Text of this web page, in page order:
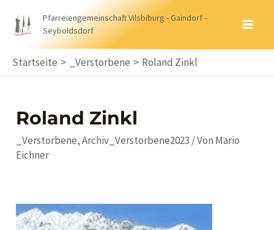
Inhalt
Pfarreiengemeinschaft Vilsbiburg - Gaindorf -
Seyboldsdorf
Startseite _Verstorbene Roland Zinkl
Roland Zinkl
_Verstorbene,Archiv_Verstorbene2023 / Von Mario
Eichner